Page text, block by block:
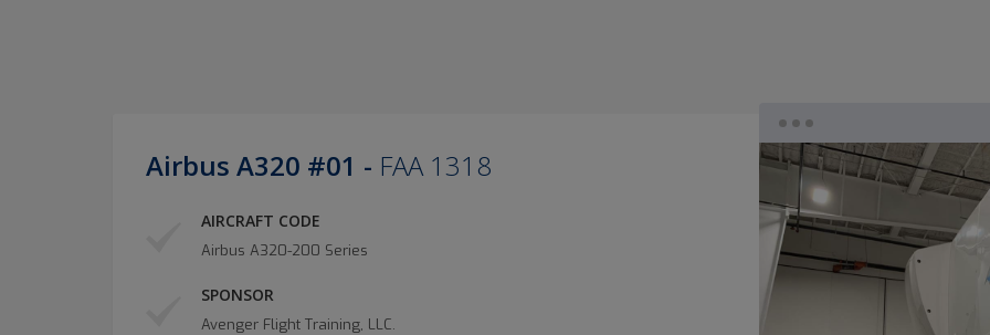
Airbus A320 #01 - FAA 1318
AIRCRAFT CODE
Airbus A320-200 Series
SPONSOR
Avenger Flight Training, LLC.